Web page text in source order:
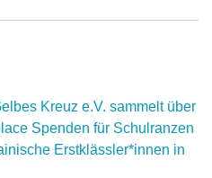
Kreuz e.V. sammelt über
Spenden für Schulranzen
Erstklässler*innen in